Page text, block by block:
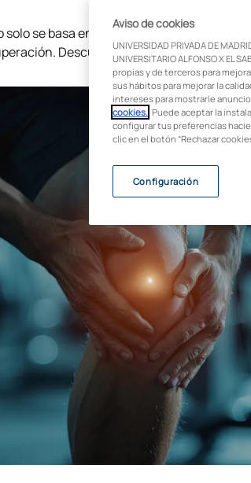
solo se basa en el entrenamiento,
Descubre cómo evitar
Aviso de cookies
UNIVERSIDAD PRIVADA DE
UNIVERSITARIO ALFONSO X
propias y de terceros para
sus hábitos para mejorar la
intereses para mostrarle
cookies. . Puede aceptar la
configurar tus preferencias
clic en el botón “Rechazar
Configuración